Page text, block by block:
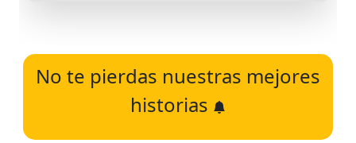
No te pierdas nuestras mejores
historias